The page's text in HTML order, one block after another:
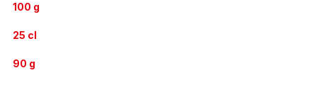
100 g
25 cl
90 g